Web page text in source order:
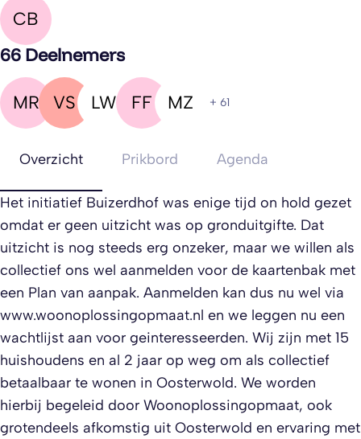
CB
66 Deelnemers
MR VS LW FF MZ + 61
Overzicht Prikbord Agenda
Het initiatief Buizerdhof was enige tijd on hold gezet
omdat er geen uitzicht was op gronduitgifte. Dat
uitzicht is nog steeds erg onzeker, maar we willen als
collectief ons wel aanmelden voor de kaartenbak met
een Plan van aanpak. Aanmelden kan dus nu wel via
www.woonoplossingopmaat.nl en we leggen nu een
wachtlijst aan voor geinteresseerden. Wij zijn met 15
huishoudens en al 2 jaar op weg om als collectief
betaalbaar te wonen in Oosterwold. We worden
hierbij begeleid door Woonoplossingopmaat, ook
grotendeels afkomstig uit Oosterwold en ervaring met